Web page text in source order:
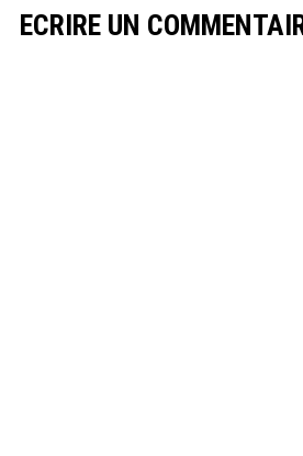
ECRIRE UN